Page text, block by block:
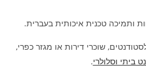
ותמיכה טכנית איכותית בעברית.
שוכרי דירות או מגזר כפרי,
ביתי וסלולרי.